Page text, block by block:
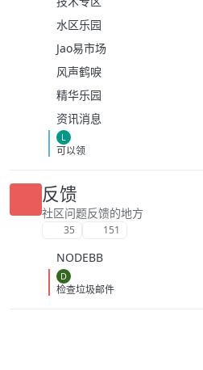
水区乐园
Jao易市场
风声鹤唳
精华乐园
资讯消息
L
可以领
反馈
社区问题反馈的地方
35 151
NODEBB
D
检查垃圾邮件